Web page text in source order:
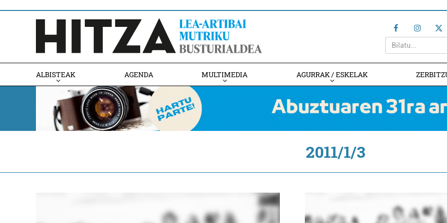
ALBISTEAK AGENDA MULTIMEDIA AGURRAK / ESKELAK
2011/1/3